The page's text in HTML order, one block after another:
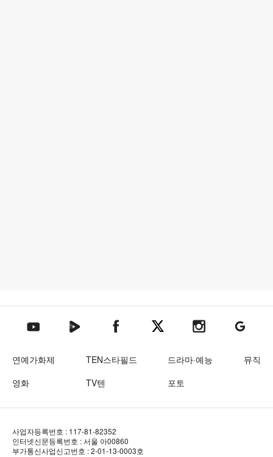
텐아시아 유튜브텐아시아 네이버TV텐아시아 페이스북텐아시아 엑스텐아시아 인스타그램
텐아시아
연예가화제 TEN스타필드 드라마·예능
뮤직
영화
TV텐 포토
사업자등록번호 : 117-81-82352
인터넷신문등록번호 : 서울 아00860
부가통신사업신고번호 : 2-01-13-0003호